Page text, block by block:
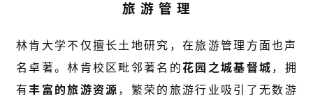
资
移
民
旅 游 管 理
林肯大学不仅擅长土地研究，在旅游管理方面也声
名卓著。林肯校区毗邻著名的花园之城基督城 ，拥
有丰富的旅游资源 ，繁荣的旅游行业吸引了无数游